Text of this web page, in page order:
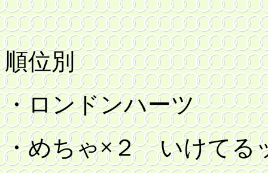
順位別
・ロンドンハーツ
・めちゃ×２ いけてる